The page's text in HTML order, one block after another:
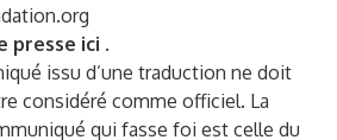
presse ici .
issu d’une traduction ne doit
considéré comme officiel. La
qui fasse foi est celle du